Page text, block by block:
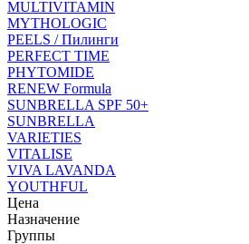
MULTIVITAMIN
MYTHOLOGIC
PEELS / Пилинги
PERFECT TIME
PHYTOMIDE
RENEW Formula
SUNBRELLA SPF 50+
SUNBRELLA
VARIETIES
VITALISE
VIVA LAVANDA
YOUTHFUL
Цена
Назначение
Группы